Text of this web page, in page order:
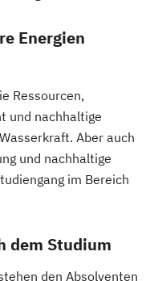
Technology
Energien
Ressourcen,
und nachhaltige
Aber auch
und nachhaltige
im Bereich
dem Studium
den Absolventen